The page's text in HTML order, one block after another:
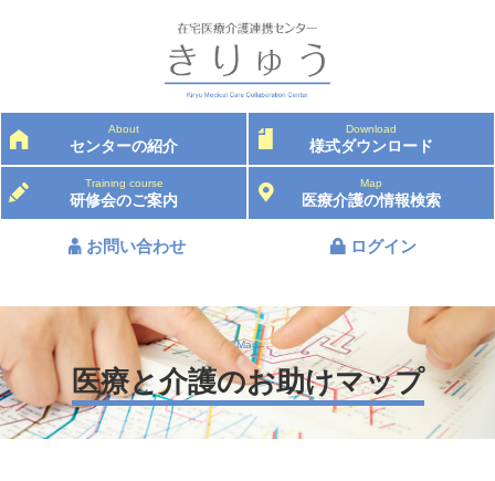
About
センターの紹介
Download
様式ダウンロード
Training course
研修会のご案内
Map
医療介護の情報検索
お問い合わせ ログイン
Map
医療と介護のお助けマップ